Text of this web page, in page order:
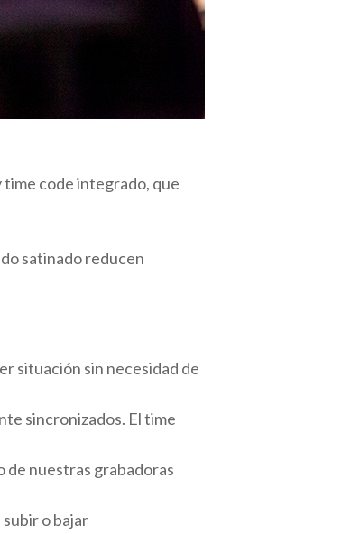
code integrado, que
satinado reducen
situación sin necesidad de
sincronizados. El time
de nuestras grabadoras
o bajar